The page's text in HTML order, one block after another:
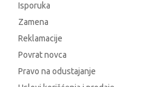
Isporuka
Zamena
Reklamacije
Povrat novca
Pravo na odustajanje